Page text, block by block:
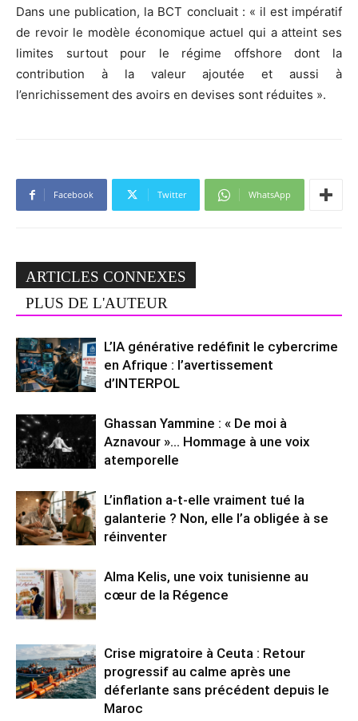
Dans une publication, la BCT concluait : « il est impératif
de revoir le modèle économique actuel qui a atteint ses
limites surtout pour le régime offshore dont la
contribution à la valeur ajoutée et aussi à
l’enrichissement des avoirs en devises sont réduites ».
Facebook Twitter WhatsApp
ARTICLES CONNEXES
PLUS DE L'AUTEUR
L’IA générative redéfinit le cybercrime
en Afrique : l’avertissement
d’INTERPOL
Ghassan Yammine : « De moi à
Aznavour »… Hommage à une voix
atemporelle
L’inflation a-t-elle vraiment tué la
galanterie ? Non, elle l’a obligée à se
réinventer
Alma Kelis, une voix tunisienne au
cœur de la Régence
Crise migratoire à Ceuta : Retour
progressif au calme après une
déferlante sans précédent depuis le
Maroc